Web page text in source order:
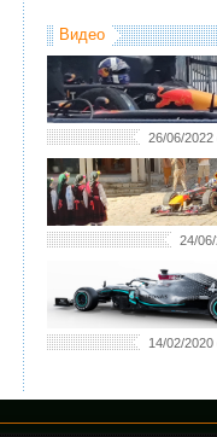
Видео
26/06/2022
24/
14/02/